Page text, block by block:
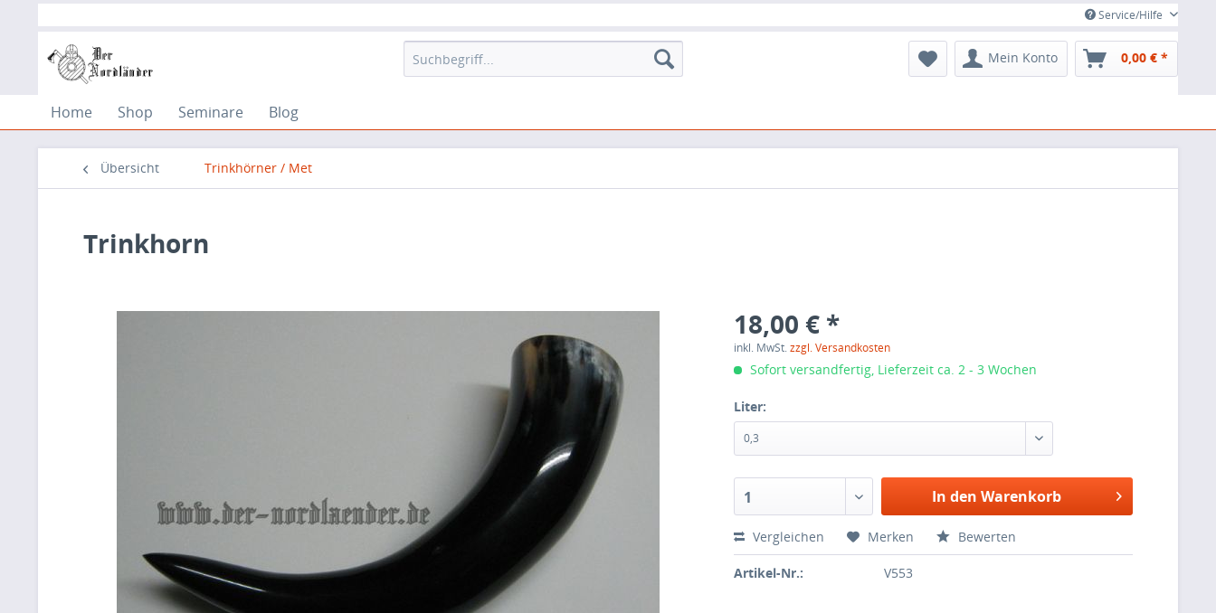
Service/Hilfe
Mein Konto 0,00 € *
Home Shop Seminare Blog
Übersicht Trinkhörner / Met
Trinkhorn
18,00 € *
inkl. MwSt.zzgl. Versandkosten
Sofort versandfertig, Lieferzeit ca. 2 - 3 Wochen
Liter:
0,3
1 In den Warenkorb
Vergleichen Merken Bewerten
Artikel-Nr.: V553